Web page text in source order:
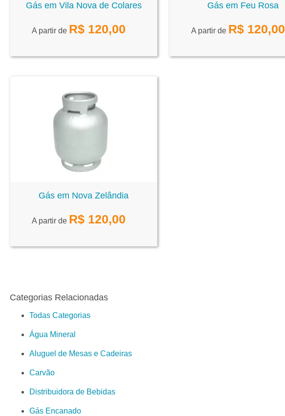
Gás em Vila Nova de Colares
A partir de R$ 120,00
Gás em Feu Rosa
A partir de R$ 120,00
Gás em Nova Zelândia
A partir de R$ 120,00
Categorias Relacionadas
Todas Categorias
Água Mineral
Aluguel de Mesas e Cadeiras
Carvão
Distribuidora de Bebidas
Gás Encanado